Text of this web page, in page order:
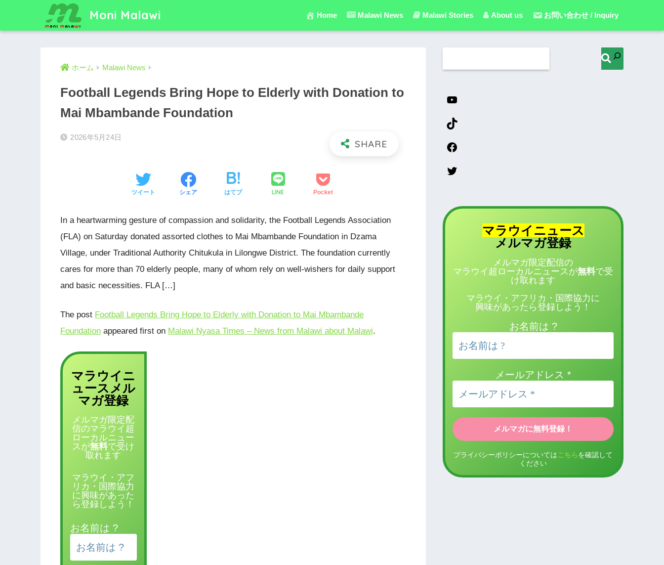
Moni Malawi Home Malawi News Malawi Stories About us お問い合わせ / Inquiry
ホーム Malawi News
Football Legends Bring Hope to Elderly with Donation to
Mai Mbambande Foundation
2026年5月24日
ツイート シェア はてブ LINE Pocket
In a heartwarming gesture of compassion and solidarity, the Football Legends Association
(FLA) on Saturday donated assorted clothes to Mai Mbambande Foundation in Dzama
Village, under Traditional Authority Chitukula in Lilongwe District. The foundation currently
cares for more than 70 elderly people, many of whom rely on well-wishers for daily support
and basic necessities. FLA […]
The post Football Legends Bring Hope to Elderly with Donation to Mai Mbambande
Foundation appeared first on Malawi Nyasa Times – News from Malawi about Malawi.
マラウイニ
ュース メル
マガ登録
メルマガ限定配
信のマラウイ超
ローカルニュー
スが無料で受け
取れます
マラウイ・アフ
リカ・国際協力
に興味があった
ら登録しよう！
お名前は ?
マラウイニュース
メルマガ登録
メルマガ限定配信の
マラウイ超ローカルニュースが無料で受
け取れます
マラウイ・アフリカ・国際協力に
興味があったら登録しよう！
お名前は ?
メールアドレス*
プライバシーポリシーについては こちら を確認して
ください